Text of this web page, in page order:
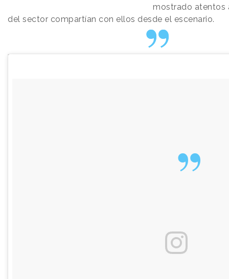
mostrado atentos
del sector compartían con ellos desde el escenario.